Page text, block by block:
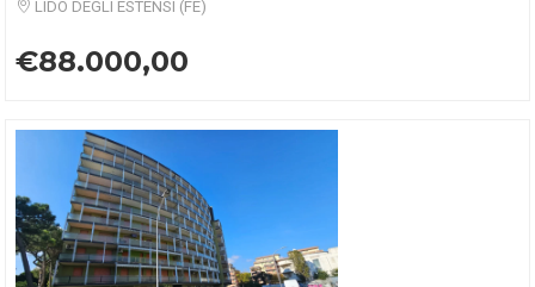
LIDO DEGLI ESTENSI (FE)
€88.000,00